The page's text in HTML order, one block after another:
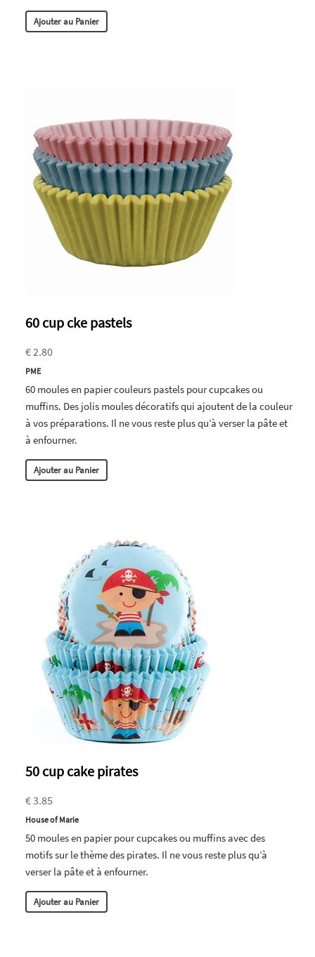
Ajouter au Panier
60 cup cke pastels
€ 2.80
PME
60 moules en papier couleurs pastels pour cupcakes ou
muffins. Des jolis moules décoratifs qui ajoutent de la couleur
à vos préparations. Il ne vous reste plus qu’à verser la pâte et
à enfourner.
Ajouter au Panier
50 cup cake pirates
€ 3.85
House of Marie
50 moules en papier pour cupcakes ou muffins avec des
motifs sur le thème des pirates. Il ne vous reste plus qu’à
verser la pâte et à enfourner.
Ajouter au Panier